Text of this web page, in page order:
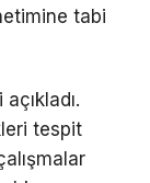
tabi
tespit